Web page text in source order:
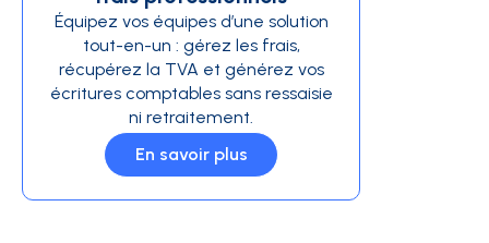
Équipez vos équipes d’une solution
tout-en-un : gérez les frais,
récupérez la TVA et générez vos
écritures comptables sans ressaisie
ni retraitement.
En savoir plus